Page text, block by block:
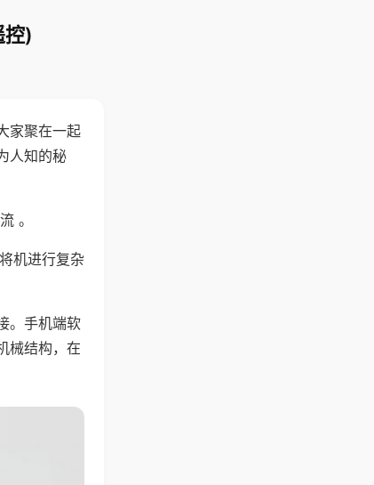
控)
家聚在一起
人知的秘
。
机进行复杂
。手机端软
械结构，在